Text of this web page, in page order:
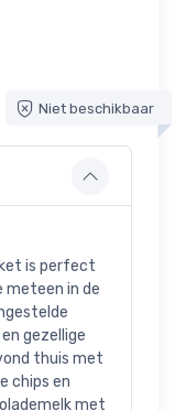
Niet beschikbaar
is perfect
meteen in de
gezellige
thuis met
chips en
met